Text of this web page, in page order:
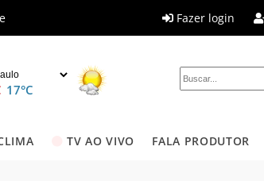
Fazer login
17°C
TV AO VIVO FALA PRODUTOR